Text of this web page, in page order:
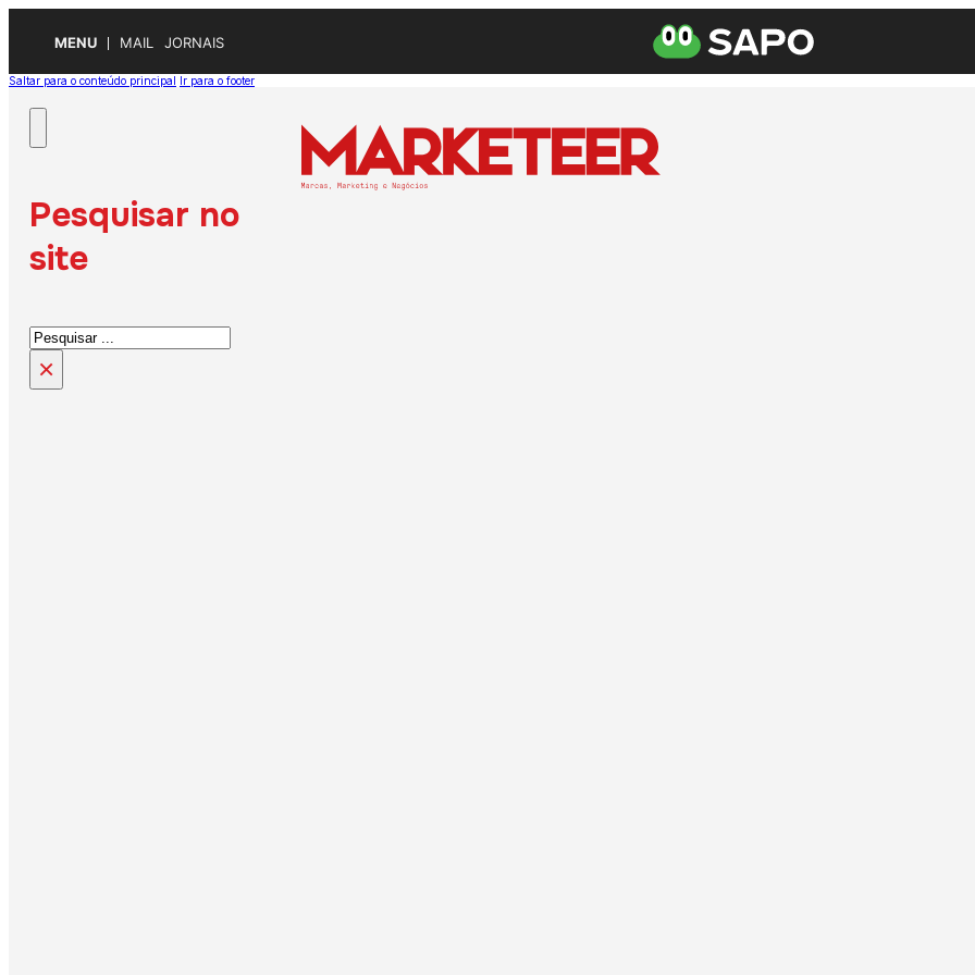
MENU MAIL JORNAIS
Saltar para o conteúdo principal Ir para o footer
Pesquisar no
site
Pesquisar
×